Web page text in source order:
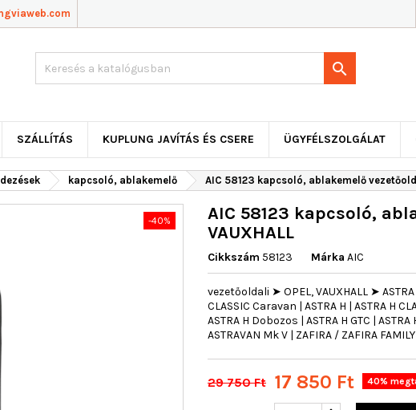

SZÁLLÍTÁS KUPLUNG JAVÍTÁS ÉS CSERE ÜGYFÉLSZOLGÁLAT
kapcsoló, ablakemelő AIC 58123 kapcsoló, ablakemelő
-40%
AIC 58123 kapcsoló,
VAUXHALL
Cikkszám 58123 Márka AIC
vezetőoldali ➤ OPEL, VAUXHALL ➤ ASTRA
CLASSIC Caravan | ASTRA H | ASTRA H
ASTRA H Dobozos | ASTRA H GTC |
ASTRAVAN Mk V | ZAFIRA / ZAFIRA
29 750 Ft 17 850 Ft 40%